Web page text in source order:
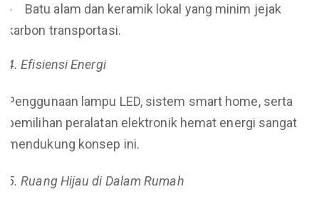
Batu alam dan keramik lokal yang minim jejak
karbon transportasi.
4. Efisiensi Energi
Penggunaan lampu LED, sistem smart home, serta
pemilihan peralatan elektronik hemat energi sangat
mendukung konsep ini.
5. Ruang Hijau di Dalam Rumah